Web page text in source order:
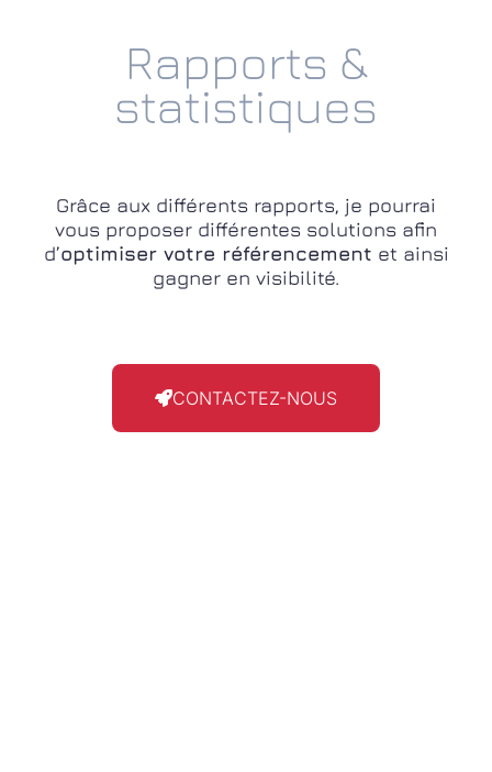
Rapports &
statistiques
Grâce aux différents rapports, je pourrai
vous proposer différentes solutions afin
d’optimiser votre référencement et ainsi
gagner en visibilité.
CONTACTEZ-NOUS